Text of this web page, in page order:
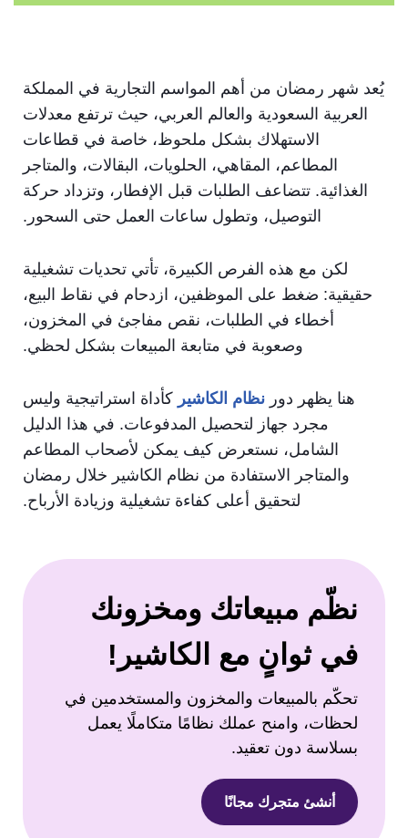
يُعد شهر رمضان من أهم المواسم التجارية في المملكة
العربية السعودية والعالم العربي، حيث ترتفع معدلات
الاستهلاك بشكل ملحوظ، خاصة في قطاعات
المطاعم، المقاهي، الحلويات، البقالات، والمتاجر
الغذائية. تتضاعف الطلبات قبل الإفطار، وتزداد حركة
التوصيل، وتطول ساعات العمل حتى السحور.
لكن مع هذه الفرص الكبيرة، تأتي تحديات تشغيلية
حقيقية: ضغط على الموظفين، ازدحام في نقاط البيع،
أخطاء في الطلبات، نقص مفاجئ في المخزون،
وصعوبة في متابعة المبيعات بشكل لحظي.
هنا يظهر دور نظام الكاشير كأداة استراتيجية وليس
مجرد جهاز لتحصيل المدفوعات. في هذا الدليل
الشامل، نستعرض كيف يمكن لأصحاب المطاعم
والمتاجر الاستفادة من نظام الكاشير خلال رمضان
لتحقيق أعلى كفاءة تشغيلية وزيادة الأرباح.
نظّم مبيعاتك ومخزونك
في ثوانٍ مع الكاشير!
تحكّم بالمبيعات والمخزون والمستخدمين في
لحظات، وامنح عملك نظامًا متكاملًا يعمل
بسلاسة دون تعقيد.
أنشئ متجرك مجانًا